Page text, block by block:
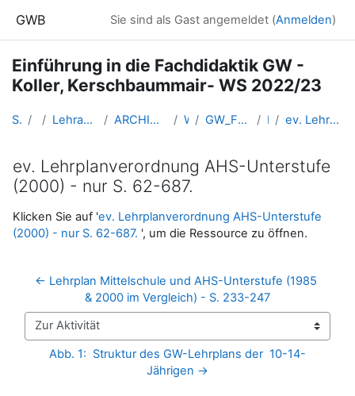
GWB Sie sind als Gast angemeldet (Anmelden)
Einführung in die Fachdidaktik GW -
Koller, Kerschbaummair- WS 2022/23
Startseite Kurse Lehramtsausbildung GW im Cluster Österreich Mitte ARCHIV - Lehrveranstaltungen am Standort Linz - seit 2016 WS_2022/23 GW_FDeinfuehrung_KollerKerschbaummair_2022ws Lehrpläne ev. Lehrplanverordnung AHS-Unterstufe (2000) - nur S. 62-687.
ev. Lehrplanverordnung AHS-Unterstufe
(2000) - nur S. 62-687.
Abschlussbedingungen
Klicken Sie auf 'ev. Lehrplanverordnung AHS-Unterstufe
(2000) - nur S. 62-687. ', um die Ressource zu öffnen.
← Lehrplan Mittelschule und AHS-Unterstufe (1985
& 2000 im Vergleich) - S. 233-247
Zur Aktivität
Abb. 1:  Struktur des GW-Lehrplans der  10-14-
Jährigen →